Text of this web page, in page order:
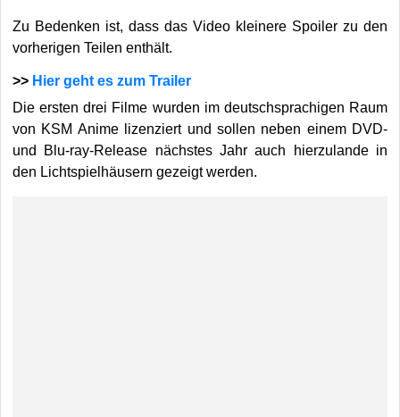
Zu Bedenken ist, dass das Video kleinere Spoiler zu den
vorherigen Teilen enthält.
>> Hier geht es zum Trailer
Die ersten drei Filme wurden im deutschsprachigen Raum
von KSM Anime lizenziert und sollen neben einem DVD-
und Blu-ray-Release nächstes Jahr auch hierzulande in
den Lichtspielhäusern gezeigt werden.